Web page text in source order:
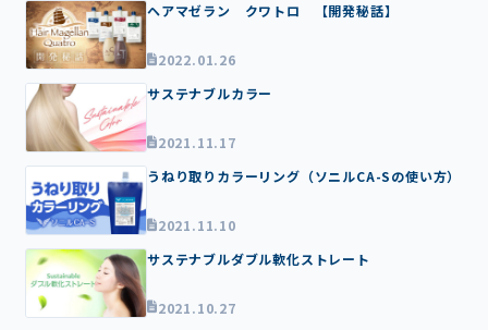
ヘアマゼラン クワトロ 【開発秘話】
2022.01.26
サステナブルカラー
2021.11.17
うねり取りカラーリング（ソニルCA-Sの使い方）
2021.11.10
サステナブルダブル軟化ストレート
2021.10.27